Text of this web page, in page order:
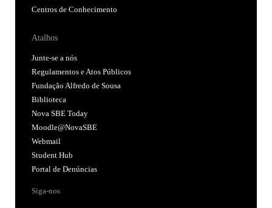
Centros de Conhecimento
Atalhos
Junte-se a nós
Regulamentos e Atos Públicos
Fundação Alfredo de Sousa
Biblioteca
Nova SBE Today
Moodle@NovaSBE
Webmail
Student Hub
Portal de Denúncias
Siga-nos